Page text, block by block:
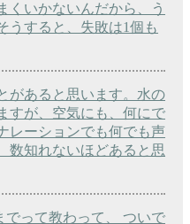
くいかないんだから、う
うすると、失敗は1個も
があると思います。水の
すが、空気にも、何にで
レーションでも何でも声
数知れないほどあると思
でって教わって、 ついで